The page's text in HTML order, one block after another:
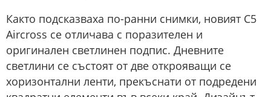
Както подсказваха по-ранни снимки, новият C5
Aircross се отличава с поразителен и
оригинален светлинен подпис. Дневните
светлини се състоят от две открояващи се
хоризонтални ленти, прекъснати от подредени